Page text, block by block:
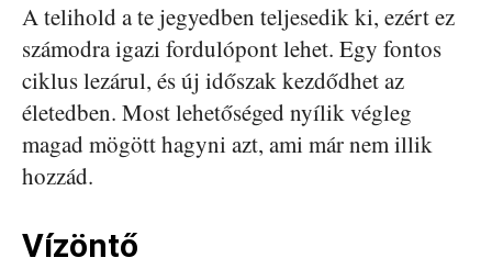
A telihold a te jegyedben teljesedik ki, ezért ez
számodra igazi fordulópont lehet. Egy fontos
ciklus lezárul, és új időszak kezdődhet az
életedben. Most lehetőséged nyílik végleg
magad mögött hagyni azt, ami már nem illik
hozzád.
Vízöntő